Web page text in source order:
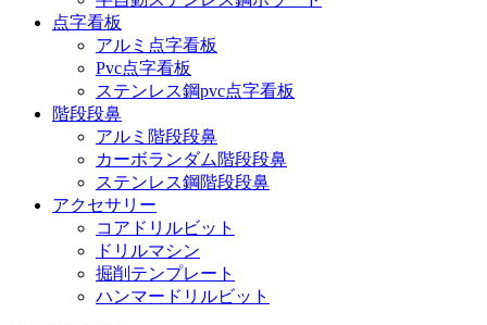
点字看板
アルミ点字看板
Pvc点字看板
ステンレス鋼pvc点字看板
階段段鼻
アルミ階段段鼻
カーボランダム階段段鼻
ステンレス鋼階段段鼻
アクセサリー
コアドリルビット
ドリルマシン
掘削テンプレート
ハンマードリルビット